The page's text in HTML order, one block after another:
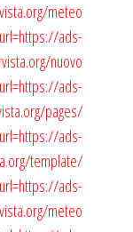
meteo
ads-
nuovo
ads-
pages/
ads-
template/
ads-
meteo